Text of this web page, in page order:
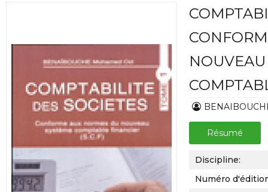
Résumé
Discipline:
Numéro